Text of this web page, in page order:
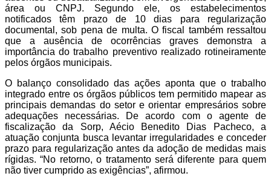
área ou CNPJ. Segundo ele, os estabelecimentos
notificados têm prazo de 10 dias para regularização
documental, sob pena de multa. O fiscal também ressaltou
que a ausência de ocorrências graves demonstra a
importância do trabalho preventivo realizado rotineiramente
pelos órgãos municipais.
O balanço consolidado das ações aponta que o trabalho
integrado entre os órgãos públicos tem permitido mapear as
principais demandas do setor e orientar empresários sobre
adequações necessárias. De acordo com o agente de
fiscalização da Sorp, Aécio Benedito Dias Pacheco, a
atuação conjunta busca levantar irregularidades e conceder
prazo para regularização antes da adoção de medidas mais
rígidas. “No retorno, o tratamento será diferente para quem
não tiver cumprido as exigências”, afirmou.